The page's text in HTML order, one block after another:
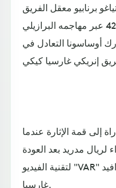
برنابيو معقل الفريق
الملكي الذي تقدم في الدقيقة 42 عبر مهاجمه البرازيلي
أوساسونا التعادل في
المباراة إلى قمة الإثارة عندما
مدريد بعد العودة
لتقنية الفيديو "VAR" ثم قام بطرد مدافع أوساسونا دافيد
غارسيا.